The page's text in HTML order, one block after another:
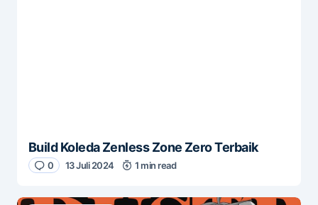
Build Koleda Zenless Zone Zero Terbaik
0 13 Juli 2024 1 min read